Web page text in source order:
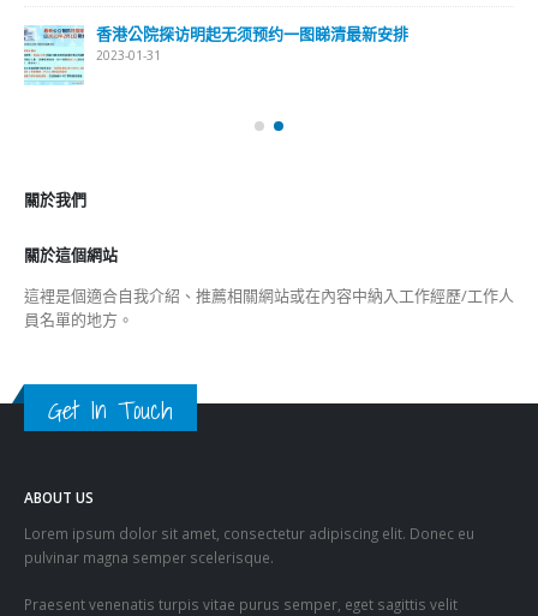
香港公院探访明起无须预约一图睇清最新安排
2023-01-31
關於我們
關於這個網站
這裡是個適合自我介紹、推薦相關網站或在內容中納入工作經歷/工作人
員名單的地方。
Get In Touch
ABOUT US
Lorem ipsum dolor sit amet, consectetur adipiscing elit. Donec eu
pulvinar magna semper scelerisque.
Praesent venenatis turpis vitae purus semper, eget sagittis velit